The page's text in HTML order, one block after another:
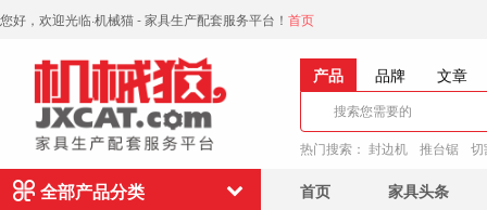
您好，欢迎光临·机械猫 - 家具生产配套服务平台！ 首页
产品 品牌 文章
热门搜索： 封边机 推台锯 切
全部产品分类 首页 家具头条